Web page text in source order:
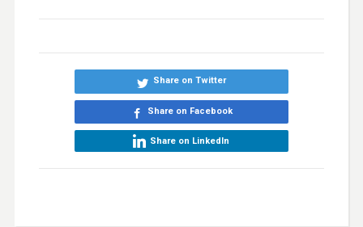
Share on Twitter
Share on Facebook
Share on LinkedIn